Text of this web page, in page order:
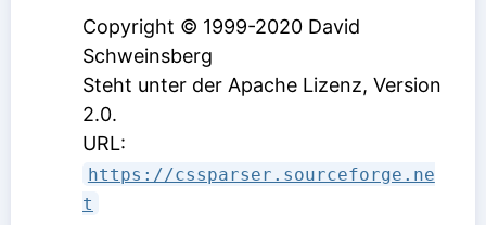
Copyright © 1999-2020 David
Schweinsberg
Steht unter der Apache Lizenz, Version
2.0.
URL:
https://cssparser.sourceforge.ne
t